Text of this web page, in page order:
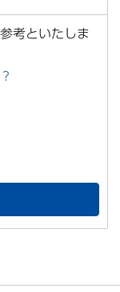
考といたしま